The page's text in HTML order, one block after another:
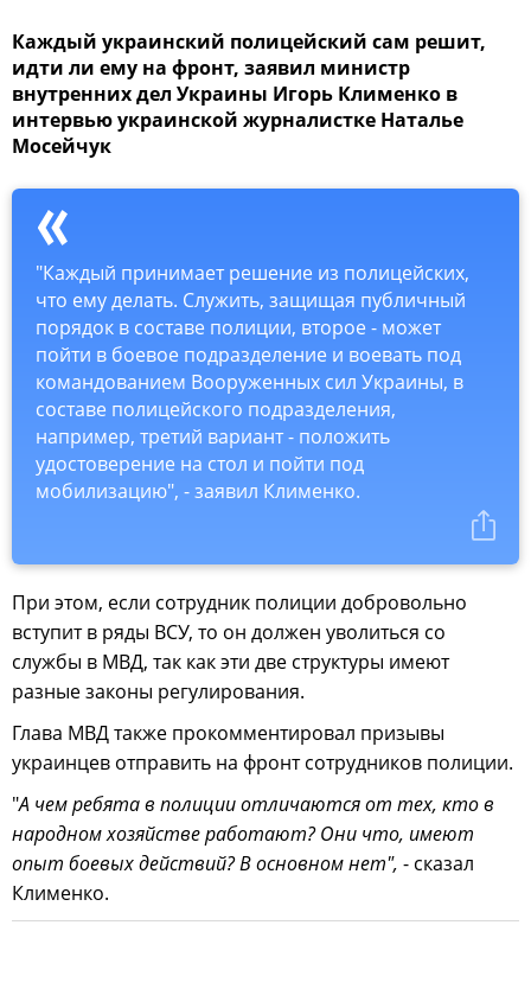
Каждый украинский полицейский сам решит,
идти ли ему на фронт, заявил министр
внутренних дел Украины Игорь Клименко в
интервью украинской журналистке Наталье
Мосейчук
"Каждый принимает решение из полицейских,
что ему делать. Служить, защищая публичный
порядок в составе полиции, второе - может
пойти в боевое подразделение и воевать под
командованием Вооруженных сил Украины, в
составе полицейского подразделения,
например, третий вариант - положить
удостоверение на стол и пойти под
мобилизацию", - заявил Клименко.
При этом, если сотрудник полиции добровольно
вступит в ряды ВСУ, то он должен уволиться со
службы в МВД, так как эти две структуры имеют
разные законы регулирования.
Глава МВД также прокомментировал призывы
украинцев отправить на фронт сотрудников полиции.
"А чем ребята в полиции отличаются от тех, кто в
народном хозяйстве работают? Они что, имеют
опыт боевых действий? В основном нет", - сказал
Клименко.